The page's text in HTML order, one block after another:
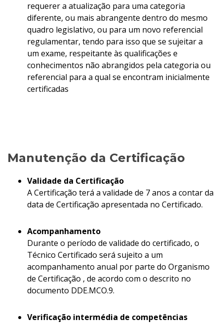
requerer a atualização para uma categoria
diferente, ou mais abrangente dentro do mesmo
quadro legislativo, ou para um novo referencial
regulamentar, tendo para isso que se sujeitar a
um exame, respeitante às qualificações e
conhecimentos não abrangidos pela categoria ou
referencial para a qual se encontram inicialmente
certificadas
Manutenção da Certificação
Validade da Certificação
A Certificação terá a validade de 7 anos a contar da
data de Certificação apresentada no Certificado.
Acompanhamento
Durante o período de validade do certificado, o
Técnico Certificado será sujeito a um
acompanhamento anual por parte do Organismo
de Certificação , de acordo com o descrito no
documento DDE.MCO.9.
Verificação intermédia de competências